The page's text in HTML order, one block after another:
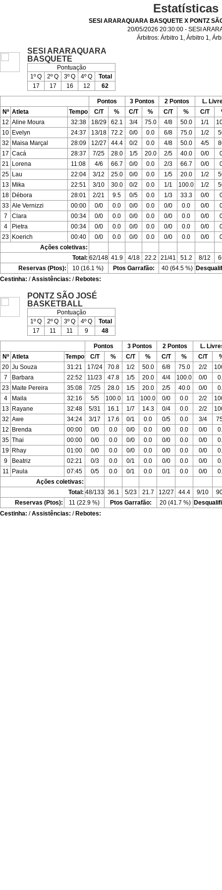
Estatísticas
SESI ARARAQUARA BASQUETE X PONTZ
20/05/2026 20:30:00 - SESI
Árbitros: Árbitro 1, Árbitro 1,
SESI ARARAQUARA
BASQUETE
Pontuação
1º Q
2º Q 3º Q 4º Q
Total
17
17 16 12 62
Pontos 3 Pontos 2 Pontos
L.
Nº Atleta Tempo C/T % C/T % C/T % C/T
12 Aline Moura 32:38 18/29 62.1 3/4 75.0 4/8 50.0 1/1
10 Evelyn 24:37 13/18 72.2 0/0 0.0 6/8 75.0 1/2
32
Maisa Marçal 28:09 12/27 44.4 0/2 0.0 4/8 50.0 4/5
17 Cacá 28:37 7/25 28.0 1/5 20.0 2/5 40.0 0/0
21
Lorena 11:08 4/6 66.7 0/0 0.0 2/3 66.7 0/0
25 Lau 22:04 3/12 25.0 0/0 0.0 1/5 20.0 1/2
13 Mika 22:51 3/10 30.0 0/2 0.0 1/1 100.0 1/2
18 Débora 28:01 2/21 9.5 0/5 0.0 1/3 33.3 0/0
33 Ale Vernizzi 00:00 0/0 0.0 0/0 0.0 0/0 0.0 0/0
7
Clara 00:34 0/0 0.0 0/0 0.0 0/0 0.0 0/0
4
Pietra 00:34 0/0 0.0 0/0 0.0 0/0 0.0 0/0
23 Koerich 00:40 0/0 0.0 0/0 0.0 0/0 0.0 0/0
Ações coletivas:
Total: 62/148 41.9 4/18 22.2 21/41 51.2 8/12
Reservas (Ptos):
10 (16.1 %) Ptos Garrafão: 40 (64.5 %)
Cestinha: /Assistências: / Rebotes:
PONTZ SÃO JOSÉ
BASKETBALL
Pontuação
1º Q
2º Q 3º Q 4º Q
Total
17
11 11 9 48
Pontos 3 Pontos 2 Pontos
L.
Nº Atleta Tempo C/T % C/T % C/T % C/T
20 Ju Souza 31:21 17/24 70.8 1/2 50.0 6/8 75.0 2/2
7
Barbara 22:52 11/23 47.8 1/5 20.0 4/4 100.0 0/0
23 Maite Pereira 35:08 7/25 28.0 1/5 20.0 2/5 40.0 0/0
4
Maila 32:16 5/5 100.0 1/1 100.0 0/0 0.0 2/2
13 Rayane 32:48 5/31 16.1 1/7 14.3 0/4 0.0 2/2
32 Awe 34:24 3/17 17.6 0/1 0.0 0/5 0.0 3/4
12
Brenda 00:00 0/0 0.0 0/0 0.0 0/0 0.0 0/0
35 Thai 00:00 0/0 0.0 0/0 0.0 0/0 0.0 0/0
19 Rhay 01:00 0/0 0.0 0/0 0.0 0/0 0.0 0/0
9
Beatriz 02:21 0/3 0.0 0/1 0.0 0/0 0.0 0/0
11
Paula 07:45 0/5 0.0 0/1 0.0 0/1 0.0 0/0
Ações coletivas:
Total: 48/133 36.1 5/23 21.7 12/27 44.4 9/10
Reservas (Ptos):
11 (22.9 %) Ptos Garrafão: 20 (41.7 %)
Cestinha: /Assistências: / Rebotes: